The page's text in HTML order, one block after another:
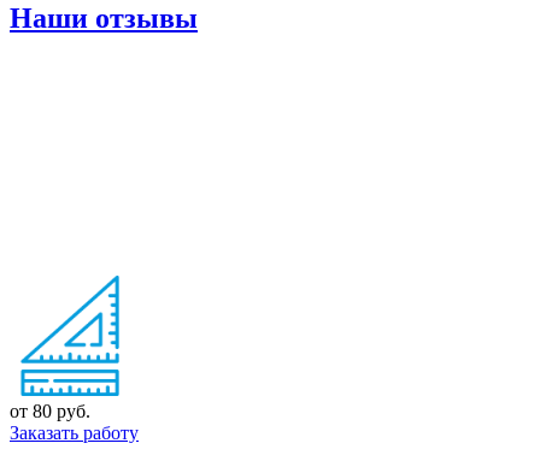
Наши отзывы
от 80 руб.
Заказать работу